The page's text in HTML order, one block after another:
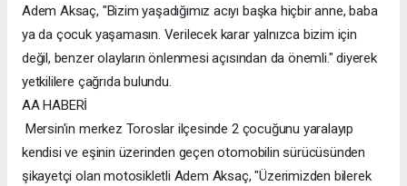
Adem Aksaç, "Bizim yaşadığımız acıyı başka hiçbir anne, baba
ya da çocuk yaşamasın. Verilecek karar yalnızca bizim için
değil, benzer olayların önlenmesi açısından da önemli." diyerek
yetkililere çağrıda bulundu.
AA HABERİ
Mersin'in merkez Toroslar ilçesinde 2 çocuğunu yaralayıp
kendisi ve eşinin üzerinden geçen otomobilin sürücüsünden
şikayetçi olan motosikletli Adem Aksaç, "Üzerimizden bilerek